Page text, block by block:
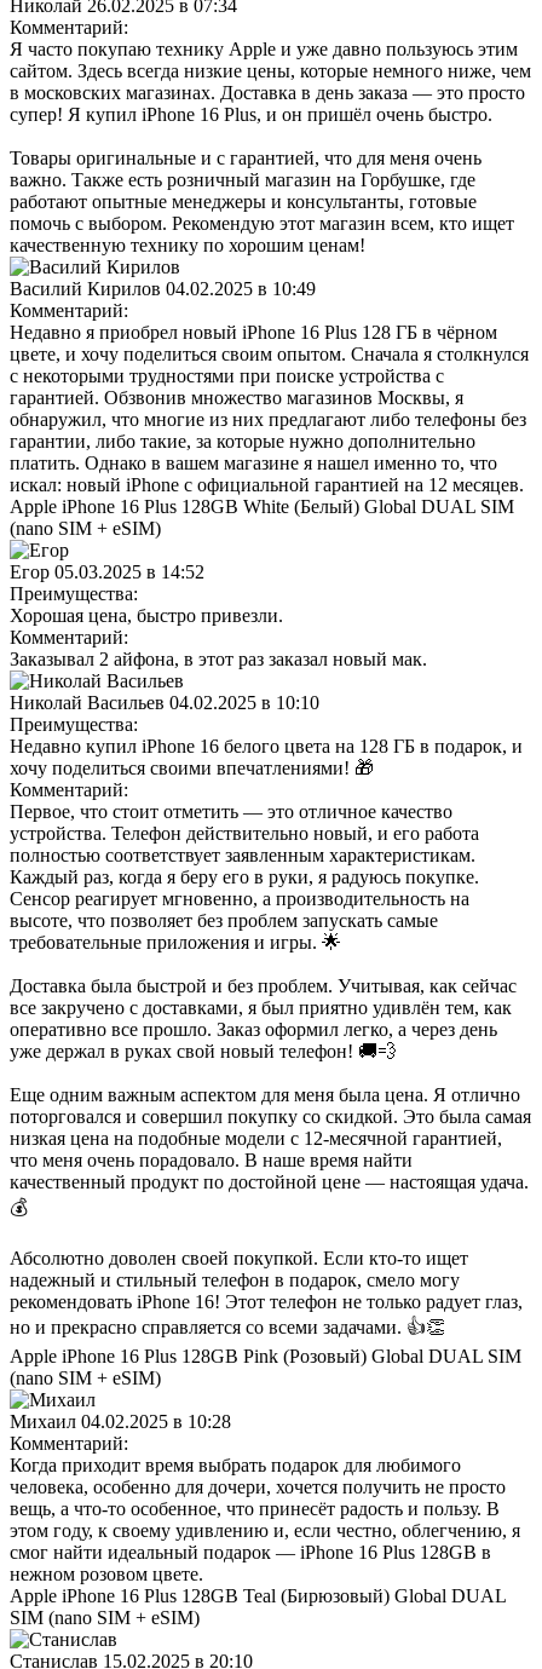
Николай 26.02.2025 в 07:34
Комментарий:
Я часто покупаю технику Apple и уже давно пользуюсь этим
сайтом. Здесь всегда низкие цены, которые немного ниже, чем
в московских магазинах. Доставка в день заказа — это просто
супер! Я купил iPhone 16 Plus, и он пришёл очень быстро.
Товары оригинальные и с гарантией, что для меня очень
важно. Также есть розничный магазин на Горбушке, где
работают опытные менеджеры и консультанты, готовые
помочь с выбором. Рекомендую этот магазин всем, кто ищет
качественную технику по хорошим ценам!
Василий Кирилов 04.02.2025 в 10:49
Комментарий:
Недавно я приобрел новый iPhone 16 Plus 128 ГБ в чёрном
цвете, и хочу поделиться своим опытом. Сначала я столкнулся
с некоторыми трудностями при поиске устройства с
гарантией. Обзвонив множество магазинов Москвы, я
обнаружил, что многие из них предлагают либо телефоны без
гарантии, либо такие, за которые нужно дополнительно
платить. Однако в вашем магазине я нашел именно то, что
искал: новый iPhone с официальной гарантией на 12 месяцев.
Apple iPhone 16 Plus 128GB White (Белый) Global DUAL SIM
(nano SIM + eSIM)
Егор 05.03.2025 в 14:52
Преимущества:
Хорошая цена, быстро привезли.
Комментарий:
Заказывал 2 айфона, в этот раз заказал новый мак.
Николай Васильев 04.02.2025 в 10:10
Преимущества:
Недавно купил iPhone 16 белого цвета на 128 ГБ в подарок, и
хочу поделиться своими впечатлениями! 🎁
Комментарий:
Первое, что стоит отметить — это отличное качество
устройства. Телефон действительно новый, и его работа
полностью соответствует заявленным характеристикам.
Каждый раз, когда я беру его в руки, я радуюсь покупке.
Сенсор реагирует мгновенно, а производительность на
высоте, что позволяет без проблем запускать самые
требовательные приложения и игры. 🌟
Доставка была быстрой и без проблем. Учитывая, как сейчас
все закручено с доставками, я был приятно удивлён тем, как
оперативно все прошло. Заказ оформил легко, а через день
уже держал в руках свой новый телефон! 🚚💨
Еще одним важным аспектом для меня была цена. Я отлично
поторговался и совершил покупку со скидкой. Это была самая
низкая цена на подобные модели с 12-месячной гарантией,
что меня очень порадовало. В наше время найти
качественный продукт по достойной цене — настоящая удача.
💰
Абсолютно доволен своей покупкой. Если кто-то ищет
надежный и стильный телефон в подарок, смело могу
рекомендовать iPhone 16! Этот телефон не только радует глаз,
но и прекрасно справляется со всеми задачами. 👍👏
Apple iPhone 16 Plus 128GB Pink (Розовый) Global DUAL SIM
(nano SIM + eSIM)
Михаил 04.02.2025 в 10:28
Комментарий:
Когда приходит время выбрать подарок для любимого
человека, особенно для дочери, хочется получить не просто
вещь, а что-то особенное, что принесёт радость и пользу. В
этом году, к своему удивлению и, если честно, облегчению, я
смог найти идеальный подарок — iPhone 16 Plus 128GB в
нежном розовом цвете.
Apple iPhone 16 Plus 128GB Teal (Бирюзовый) Global DUAL
SIM (nano SIM + eSIM)
Станислав 15.02.2025 в 20:10